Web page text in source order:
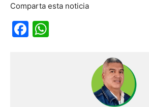
Comparta esta noticia
Facebook